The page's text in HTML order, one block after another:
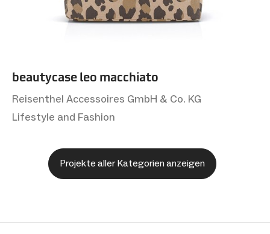
beautycase leo macchiato
Reisenthel Accessoires GmbH & Co. KG
Lifestyle and Fashion
Projekte aller Kategorien anzeigen